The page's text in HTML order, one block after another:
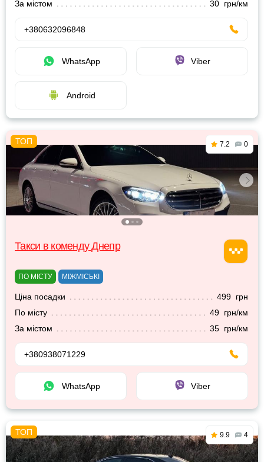
За містом
30 грн/км
+380632096848
WhatsApp Viber
Android
7.2 0
Такси в коменду Днепр
ПО МІСТУ МІЖМІСЬКІ
Ціна посадки
499 грн
По місту
49 грн/км
За містом
35 грн/км
+380938071229
WhatsApp Viber
9.9 4